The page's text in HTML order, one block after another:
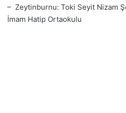
– Zeytinburnu: Toki Seyit Nizam
İmam Hatip Ortaokulu